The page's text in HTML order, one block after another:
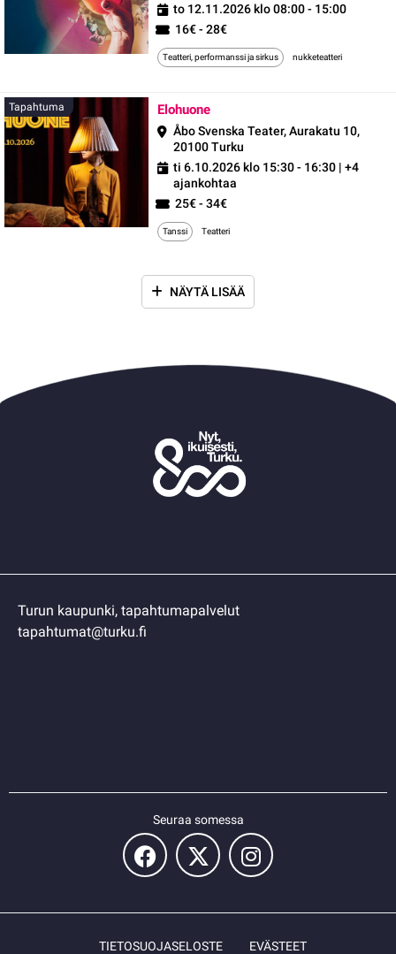
to 12.11.2026 klo 08:00 - 15:00
16€ - 28€
Teatteri, performanssi ja sirkus nukketeatteri
Tapahtuma ElohuoneTapahtuma
Åbo Svenska Teater, Aurakatu 10,
20100 Turku
ti 6.10.2026 klo 15:30 - 16:30 | +4
ajankohtaa
25€ - 34€
Tanssi Teatteri
NÄYTÄ LISÄÄ
Turun kaupunki, tapahtumapalvelut
tapahtumat@turku.fi
Seuraa somessa
TIETOSUOJASELOSTE EVÄSTEET